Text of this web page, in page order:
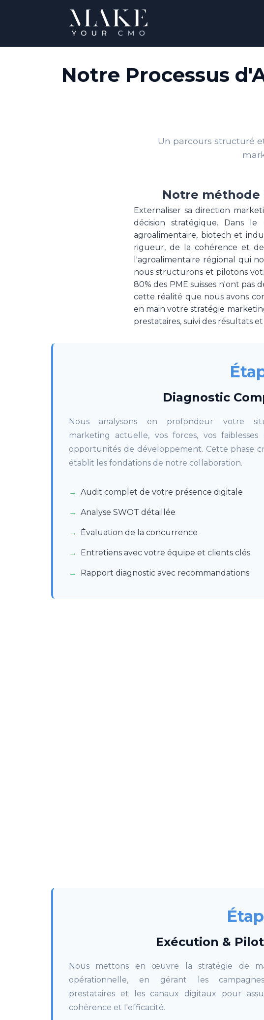
Notre Processus
Un parcours structuré
Notre méthode
Externaliser sa direction
décision stratégique. Dans
agroalimentaire, biotech et
rigueur, de la cohérence et
l'agroalimentaire régional qui
nous structurons et pilotons
80% des PME suisses n'ont
cette réalité que nous avons
en main votre stratégie
prestataires, suivi des résultats
Diagnostic
Nous analysons en profondeur votre
marketing actuelle, vos forces, vos faiblesses
opportunités de développement. Cette phase
établit les fondations de notre collaboration.
Audit complet de votre présence digitale
Analyse SWOT détaillée
Évaluation de la concurrence
Entretiens avec votre équipe et clients clés
Rapport diagnostic avec recommandations
Exécution &
Nous mettons en œuvre la stratégie de
opérationnelle, en gérant les
prestataires et les canaux digitaux pour
cohérence et l'efficacité.